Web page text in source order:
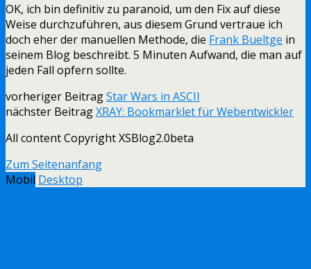
OK, ich bin definitiv zu paranoid, um den Fix auf diese
Weise durchzuführen, aus diesem Grund vertraue ich
doch eher der manuellen Methode, die Frank Bueltge in
seinem Blog beschreibt. 5 Minuten Aufwand, die man auf
jeden Fall opfern sollte.
vorheriger BeitragStar Wars in ASCII
nächster BeitragXRAY: Bookmarklet für Webentwickler
All content Copyright XSBlog2.0beta
Zum Seitenanfang
Mobil Desktop